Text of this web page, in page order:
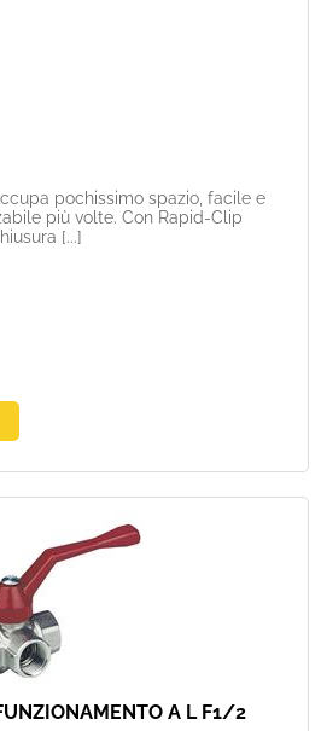
pochissimo spazio, facile e
più volte. Con Rapid-Clip
[...]
A L F1/2